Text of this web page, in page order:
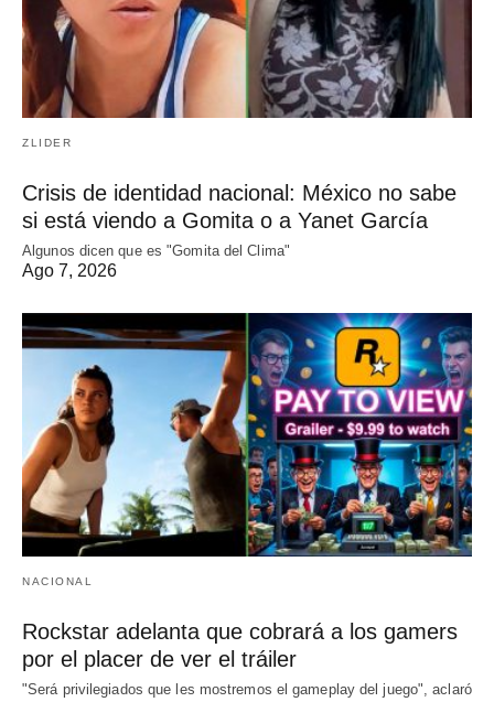
ZLIDER
Crisis de identidad nacional: México no sabe
si está viendo a Gomita o a Yanet García
Algunos dicen que es "Gomita del Clima"
Ago 7, 2026
NACIONAL
Rockstar adelanta que cobrará a los gamers
por el placer de ver el tráiler
"Será privilegiados que les mostremos el gameplay del juego", aclaró